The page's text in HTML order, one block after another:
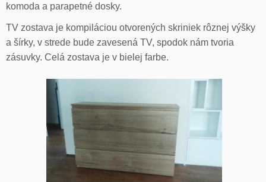
komoda a parapetné dosky.
TV zostava je kompiláciou otvorených skriniek rôznej výšky
a šírky, v strede bude zavesená TV, spodok nám tvoria
zásuvky. Celá zostava je v bielej farbe.